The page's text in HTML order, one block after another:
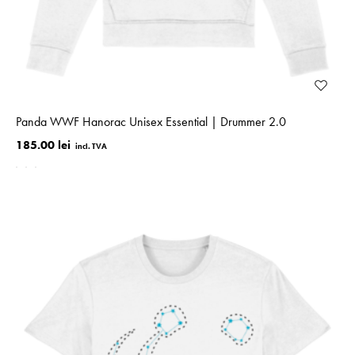
Panda WWF Hanorac Unisex Essential | Drummer 2.0
185.00 lei